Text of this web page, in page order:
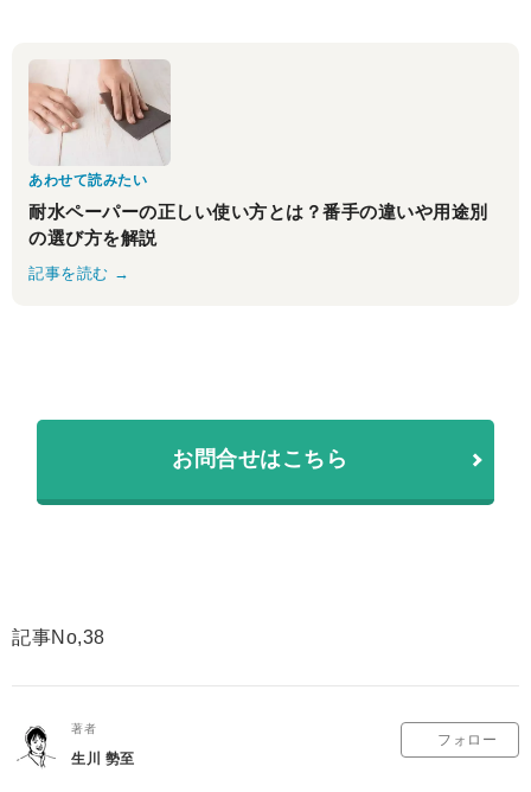
あわせて読みたい
耐水ペーパーの正しい使い方とは？番手の違いや用途別
の選び方を解説
記事を読む →
お問合せはこちら
記事No,38
著者
生川 勢至
フォロー